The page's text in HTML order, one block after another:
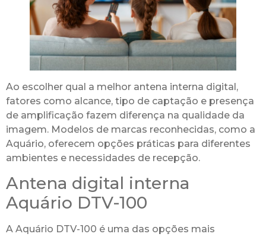
Ao escolher qual a melhor antena interna digital,
fatores como alcance, tipo de captação e presença
de amplificação fazem diferença na qualidade da
imagem. Modelos de marcas reconhecidas, como a
Aquário, oferecem opções práticas para diferentes
ambientes e necessidades de recepção.
Antena digital interna
Aquário DTV-100
A Aquário DTV-100 é uma das opções mais